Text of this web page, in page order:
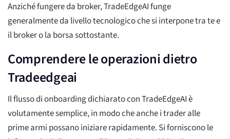
Anziché fungere da broker, TradeEdgeAI funge
generalmente da livello tecnologico che si interpone tra te e
il broker o la borsa sottostante.
Comprendere le operazioni dietro
Tradeedgeai
Il flusso di onboarding dichiarato con TradeEdgeAI è
volutamente semplice, in modo che anche i trader alle
prime armi possano iniziare rapidamente. Si forniscono le